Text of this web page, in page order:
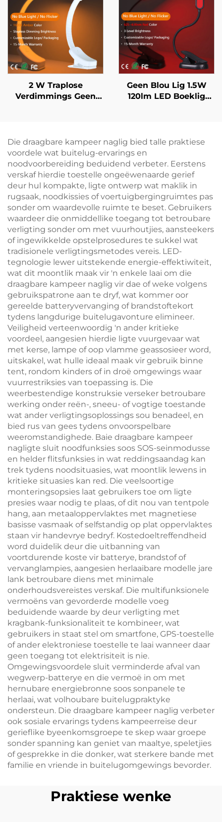
2 W Traplose
Verdimmings Geen
Geen Blou Lig 1.5W
120lm LED Boeklig
Swart Liggaam
Die draagbare kampeer naglig bied talle praktiese
voordele wat buitelug-ervarings en
noodvoorbereiding beduidend verbeter. Eerstens
verskaf hierdie toestelle ongeëwenaarde gerief
deur hul kompakte, ligte ontwerp wat maklik in
rugsaak, noodkissies of voertuigbergingruimtes pas
sonder om waardevolle ruimte te beset. Gebruikers
waardeer die onmiddellike toegang tot betroubare
verligting sonder om met vuurhoutjies, aansteekers
of ingewikkelde opstelprosedures te sukkel wat
tradisionele verligtingsmetodes vereis. LED-
tegnologie lewer uitstekende energie-effektiwiteit,
wat dit moontlik maak vir 'n enkele laai om die
draagbare kampeer naglig vir dae of weke volgens
gebruikspatrone aan te dryf, wat kommer oor
gereelde batteryvervanging of brandstoftekort
tydens langdurige buitelugavonture elimineer.
Veiligheid verteenwoordig 'n ander kritieke
voordeel, aangesien hierdie ligte vuurgevaar wat
met kerse, lampe of oop vlamme geassosieer word,
uitskakel, wat hulle ideaal maak vir gebruik binne
tent, rondom kinders of in droë omgewings waar
vuurrestriksies van toepassing is. Die
weerbestendige konstruksie verseker betroubare
werking onder reën-, sneeu- of vogtige toestande
wat ander verligtingsoplossings sou benadeel, en
bied rus van gees tydens onvoorspelbare
weeromstandighede. Baie draagbare kampeer
nagligte sluit noodfunksies soos SOS-seinmodusse
en helder flitsfunksies in wat reddingsaandag kan
trek tydens noodsituasies, wat moontlik lewens in
kritieke situasies kan red. Die veelsoortige
monteringsopsies laat gebruikers toe om ligte
presies waar nodig te plaas, of dit nou van tentpole
hang, aan metaaloppervlaktes met magnetiese
basisse vasmaak of selfstandig op plat oppervlaktes
staan vir handevrye bedryf. Kostedoeltreffendheid
word duidelik deur die uitbanning van
voortdurende koste vir batterye, brandstof of
vervanglampies, aangesien herlaaibare modelle jare
lank betroubare diens met minimale
onderhoudsvereistes verskaf. Die multifunksionele
vermoëns van gevorderde modelle voeg
beduidende waarde by deur verligting met
kragbank-funksionaliteit te kombineer, wat
gebruikers in staat stel om smartfone, GPS-toestelle
of ander elektroniese toestelle te laai wanneer daar
geen toegang tot elektrisiteit is nie.
Omgewingsvoordele sluit verminderde afval van
wegwerp-batterye en die vermoë in om met
hernubare energiebronne soos sonpanele te
herlaai, wat volhoubare buitelugpraktyke
ondersteun. Die draagbare kampeer naglig verbeter
ook sosiale ervarings tydens kampeerreise deur
gerieflike byeenkomsgroepe te skep waar groepe
sonder spanning kan geniet van maaltye, speletjies
of gesprekke in die donker, wat sterkere bande met
familie en vriende in buitelugomgewings bevorder.
Praktiese wenke